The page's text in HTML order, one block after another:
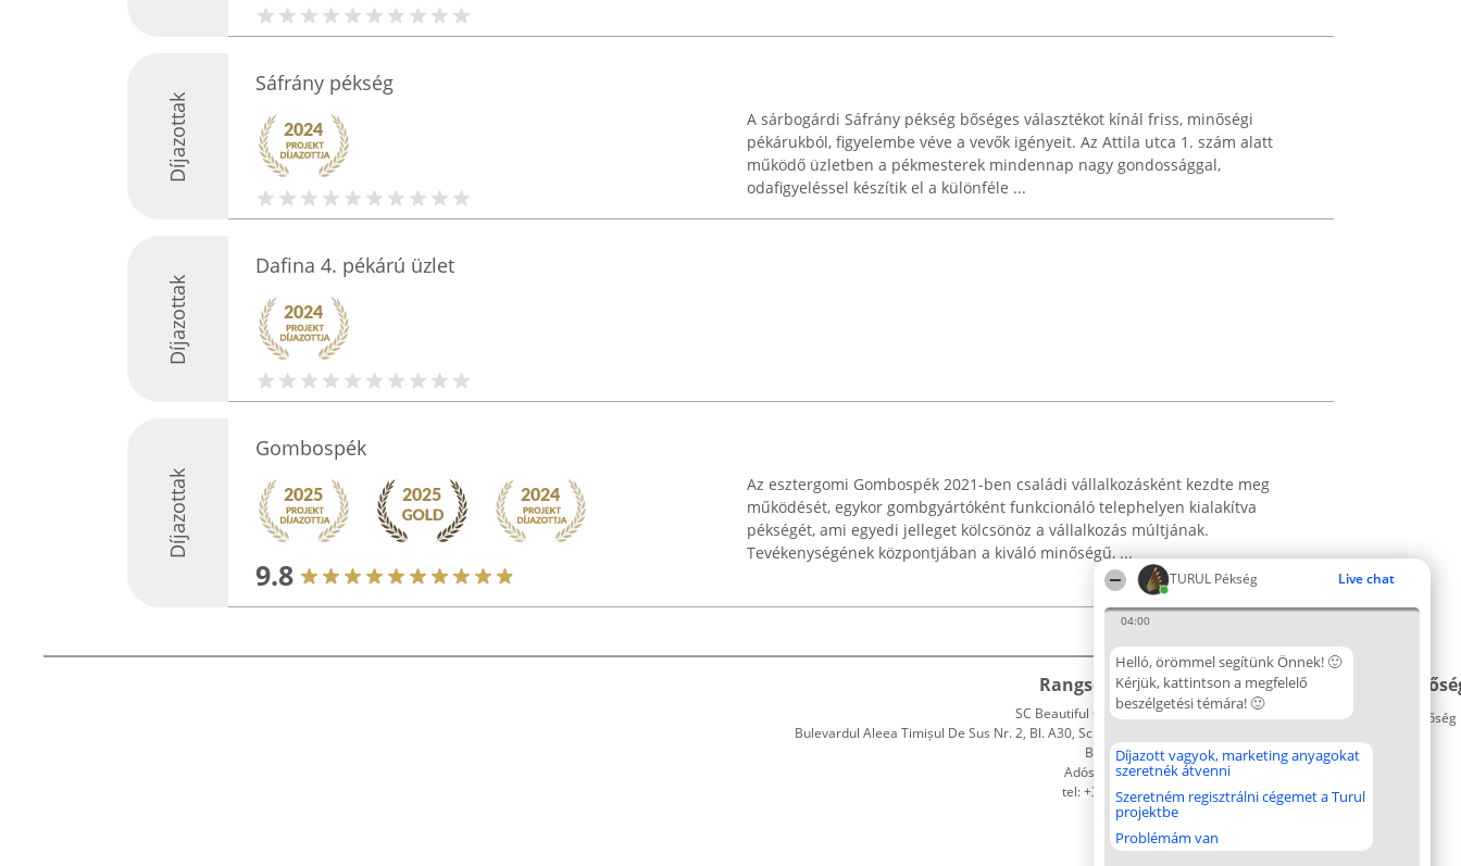
TURUL Pékség Live chat
04:00
Helló, örömmel segítünk Önnek! 🙂
Kérjük, kattintson a megfelelő
beszélgetési témára! 🙂
Díjazott vagyok, marketing anyagokat
szeretnék átvenni
Szeretném regisztrálni cégemet a Turul
projektbe
Problémám van
Díjazottak
Sáfrány pékség
A sárbogárdi Sáfrány pékség bőséges választékot kínál friss, minőségi
pékárukból, figyelembe véve a vevők igényeit. Az Attila utca 1. szám alatt
működő üzletben a pékmesterek mindennap nagy gondossággal,
odafigyeléssel készítik el a különféle ...
Díjazottak
Dafina 4. pékárú üzlet
Díjazottak
Gombospék
9.8
Az esztergomi Gombospék 2021-ben családi vállalkozásként kezdte meg
működését, egykor gombgyártóként funkcionáló telephelyen kialakítva
pékségét, ami egyedi jelleget kölcsönöz a vállalkozás múltjának.
Tevékenységének központjában a kiváló minőségű, ...
Rangsorszervező
SC Beautiful Company S.R.L.
Bulevardul Aleea Timișul De Sus Nr. 2, Bl. A30, Sc. A, Et. 4, Ap. 13
Bukarest 53-238
Adószám 36737675
tel: +363 033 425 71
Népszavazás
Nyertesek
díjazottak
Szabályok
Státusz
Prywatności
Elérhetőség